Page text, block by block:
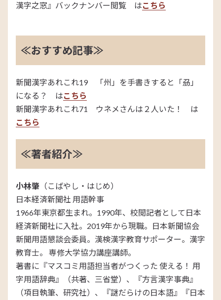
漢字之窓』バックナンバー閲覧 はこちら
≪おすすめ記事≫
新聞漢字あれこれ19 「州」を手書きすると「刕」
になる？ はこちら
新聞漢字あれこれ71 ウネメさんは２人いた！ は
こちら
≪著者紹介≫
小林肇（こばやし・はじめ）
日本経済新聞社 用語幹事
1966年東京都生まれ。1990年、校閲記者として日本
経済新聞社に入社。2019年から現職。日本新聞協会
新聞用語懇談会委員。漢検漢字教育サポーター。漢字
教育士。 専修大学協力講座講師。
著書に『マスコミ用語担当者がつくった 使える！ 用
字用語辞典』（共著、三省堂）、『方言漢字事典』
（項目執筆、研究社）、『謎だらけの日本語』『日本